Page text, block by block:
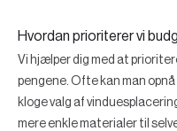
Hvordan prioriterer vi
Vi hjælper dig med at
pengene. Ofte kan man
kloge valg af
mere enkle materialer til